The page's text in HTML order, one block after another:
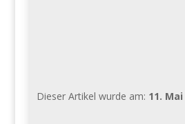
Dieser Artikel wurde am: 11. Mai